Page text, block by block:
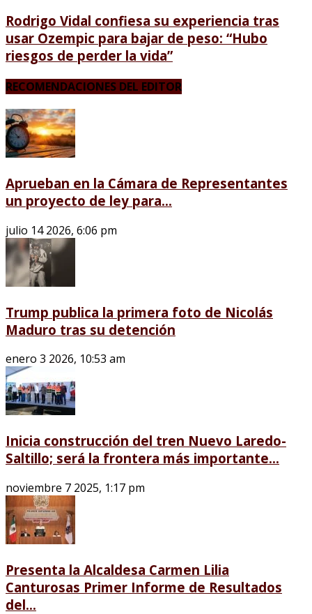
Rodrigo Vidal confiesa su experiencia tras
usar Ozempic para bajar de peso: “Hubo
riesgos de perder la vida”
RECOMENDACIONES DEL EDITOR
Aprueban en la Cámara de Representantes
un proyecto de ley para...
julio 14 2026, 6:06 pm
Trump publica la primera foto de Nicolás
Maduro tras su detención
enero 3 2026, 10:53 am
Inicia construcción del tren Nuevo Laredo-
Saltillo; será la frontera más importante...
noviembre 7 2025, 1:17 pm
Presenta la Alcaldesa Carmen Lilia
Canturosas Primer Informe de Resultados
del...